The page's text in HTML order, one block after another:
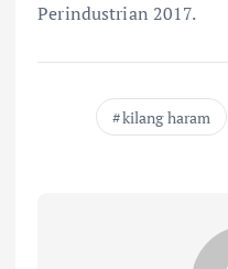
Perindustrian 2017.
kilang haram